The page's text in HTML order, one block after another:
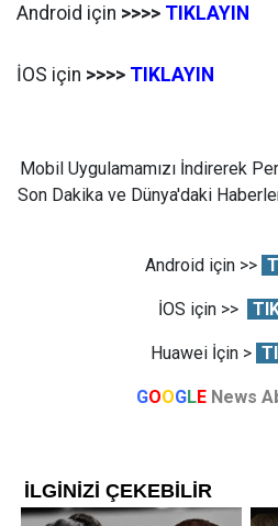
Android için >>>> TIKLAYIN
İOS için >>>> TIKLAYIN
Mobil Uygulamamızı İndirerek
Son Dakika ve Dünya'daki
Android için >>
İOS için >>
Huawei İçin >
GOOGLE News